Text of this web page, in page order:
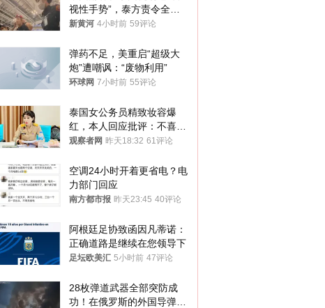
视性手势”，泰方责令全面
调查，对责任人采取最严厉
新黄河 4小时前 59评论
弹药不足，美重启“超级大
炮”遭嘲讽：“废物利用”
环球网 7小时前 55评论
泰国女公务员精致妆容爆
红，本人回应批评：不喜欢
就别看
观察者网 昨天18:32 61评论
空调24小时开着更省电？电
力部门回应
南方都市报 昨天23:45 40评论
阿根廷足协致函因凡蒂诺：
正确道路是继续在您领导下
足坛欧美汇 5小时前 47评论
28枚弹道武器全部突防成
功！在俄罗斯的外国导弹发